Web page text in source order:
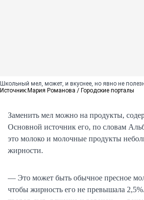
Школьный мел, может, и вкуснее, но явно не
Источник: Мария Романова / Городские порталы
Заменить мел можно на продукты,
Основной источник его, по словам
это молоко и молочные продукты
жирности.
— Это может быть обычное пресное
чтобы жирность его не превышала